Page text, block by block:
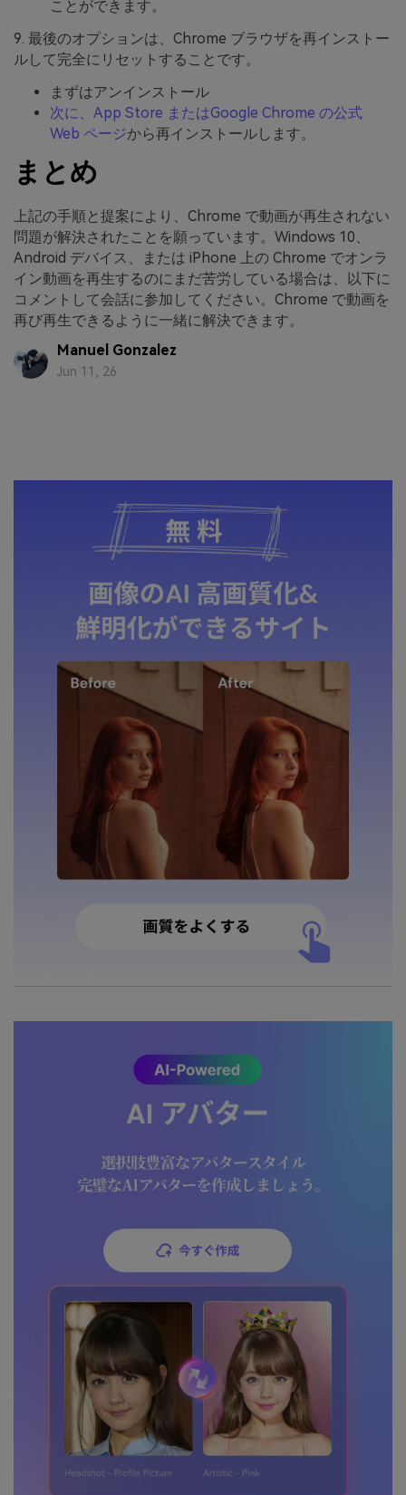
ことができます。
9. 最後のオプションは、Chrome ブラウザを再インストー
ルして完全にリセットすることです。
まずはアンインストール
次に、App Store またはGoogle Chrome の公式
Web ページから再インストールします。
まとめ
上記の手順と提案により、Chrome で動画が再生されない
問題が解決されたことを願っています。Windows 10、
Android デバイス、または iPhone 上の Chrome でオンラ
イン動画を再生するのにまだ苦労している場合は、以下に
コメントして会話に参加してください。Chrome で動画を
再び再生できるように一緒に解決できます。
Manuel Gonzalez
Jun 11, 26